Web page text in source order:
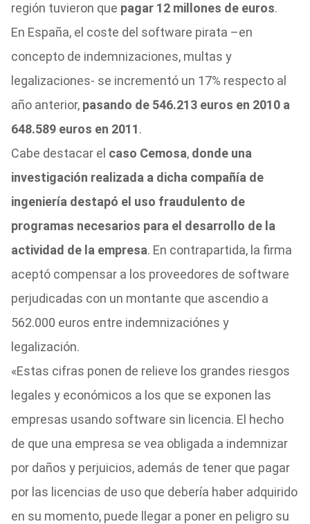
región tuvieron que pagar 12 millones de euros.
En España, el coste del software pirata –en
concepto de indemnizaciones, multas y
legalizaciones- se incrementó un 17% respecto al
año anterior, pasando de 546.213 euros en 2010 a
648.589 euros en 2011.
Cabe destacar el caso Cemosa, donde una
investigación realizada a dicha compañía de
ingeniería destapó el uso fraudulento de
programas necesarios para el desarrollo de la
actividad de la empresa. En contrapartida, la firma
aceptó compensar a los proveedores de software
perjudicadas con un montante que ascendio a
562.000 euros entre indemnizaciónes y
legalización.
«Estas cifras ponen de relieve los grandes riesgos
legales y económicos a los que se exponen las
empresas usando software sin licencia. El hecho
de que una empresa se vea obligada a indemnizar
por daños y perjuicios, además de tener que pagar
por las licencias de uso que debería haber adquirido
en su momento, puede llegar a poner en peligro su